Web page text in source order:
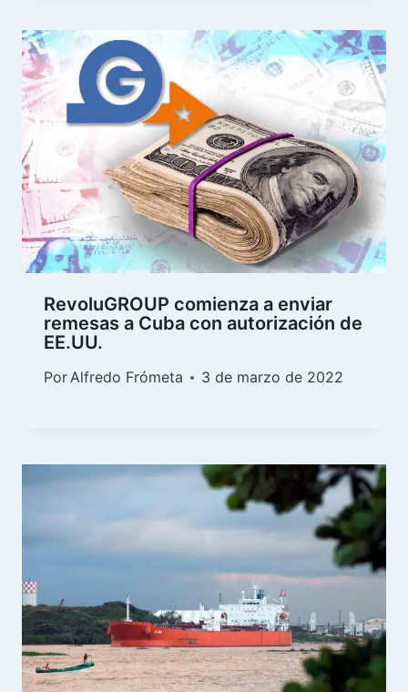
RevoluGROUP comienza a enviar
remesas a Cuba con autorización de
EE.UU.
PorAlfredo Frómeta 3 de marzo de 2022